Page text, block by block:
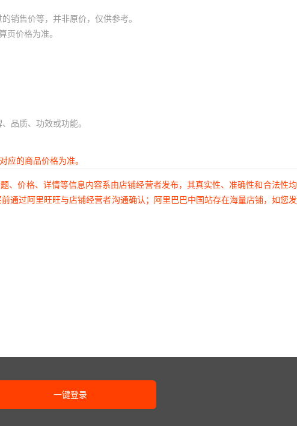
销售价等，并非原价，仅供参考。
价格为准。
品质、功效或功能。
的商品价格为准。
价格、详情等信息内容系由店铺经营者发布，其真实性、准确性和合法性
通过阿里旺旺与店铺经营者沟通确认；阿里巴巴中国站存在海量店铺，如您
一键登录